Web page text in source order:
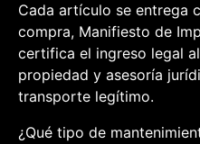
Cada artículo se entrega
compra, Manifiesto de
certifica el ingreso legal
propiedad y asesoría
transporte legítimo.
¿Qué tipo de